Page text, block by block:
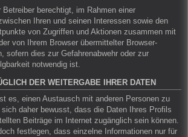
Betreiber berechtigt, im Rahmen einer
Ihren und seinen Interessen sowie den
von Zugriffen und Aktionen zusammen mit
von Ihrem Browser übermittelter Browser-
sofern dies zur Gefahrenabwehr oder zur
notwendig ist.
DER WEITERGABE IHRER DATEN
es, einen Austausch mit anderen Personen zu
daher bewusst, dass die Daten Ihres Profils
Beiträge im Internet zugänglich sein können.
festlegen, dass einzelne Informationen nur für